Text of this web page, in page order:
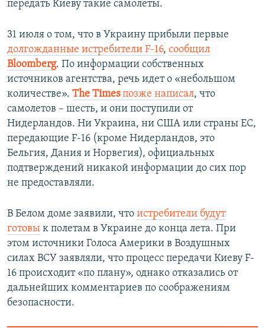
передать Киеву такие самолеты.
31 июля о том, что в Украину прибыли первые
долгожданные истребители F-16, сообщил
Bloomberg. По информации собственных
источников агентства, речь идет о «небольшом
количестве». The Timesпозже написал, что
самолетов – шесть, и они поступили от
Нидерландов. Ни Украина, ни США или страны ЕС,
передающие F-16 (кроме Нидерландов, это
Бельгия, Дания и Норвегия), официальных
подтверждений никакой информации до сих пор
не предоставляли.
В Белом доме заявили, что истребители будут
готовы к полетам в Украине до конца лета. При
этом источники Голоса Америки в Воздушных
силах ВСУ заявляли, что процесс передачи Киеву F-
16 происходит «по плану», однако отказались от
дальнейших комментариев по соображениям
безопасности.